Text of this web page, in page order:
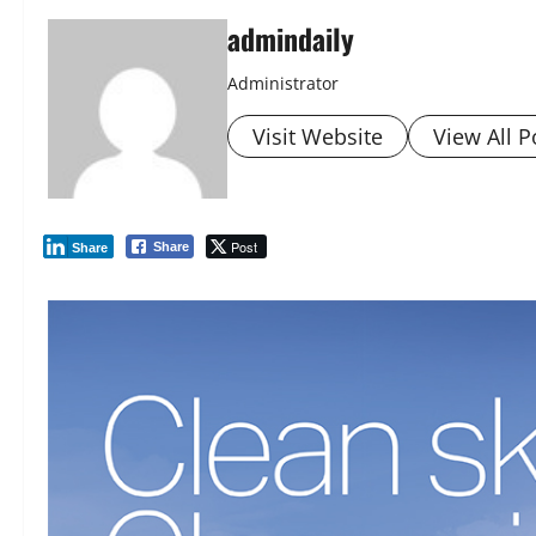
admindaily
Administrator
Visit Website View All
Share Post
Share